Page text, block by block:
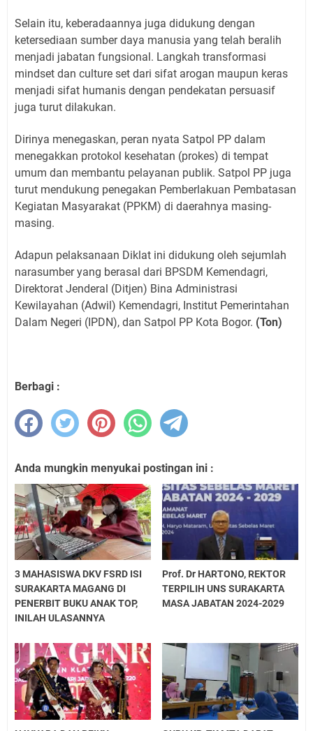
Selain itu, keberadaannya juga didukung dengan
ketersediaan sumber daya manusia yang telah beralih
menjadi jabatan fungsional. Langkah transformasi
mindset dan culture set dari sifat arogan maupun keras
menjadi sifat humanis dengan pendekatan persuasif
juga turut dilakukan.
Dirinya menegaskan, peran nyata Satpol PP dalam
menegakkan protokol kesehatan (prokes) di tempat
umum dan membantu pelayanan publik. Satpol PP juga
turut mendukung penegakan Pemberlakuan Pembatasan
Kegiatan Masyarakat (PPKM) di daerahnya masing-
masing.
Adapun pelaksanaan Diklat ini didukung oleh sejumlah
narasumber yang berasal dari BPSDM Kemendagri,
Direktorat Jenderal (Ditjen) Bina Administrasi
Kewilayahan (Adwil) Kemendagri, Institut Pemerintahan
Dalam Negeri (IPDN), dan Satpol PP Kota Bogor. (Ton)
Berbagi :
Anda mungkin menyukai postingan ini :
3 MAHASISWA DKV FSRD ISI
SURAKARTA MAGANG DI
PENERBIT BUKU ANAK TOP,
INILAH ULASANNYA
Prof. Dr HARTONO, REKTOR
TERPILIH UNS SURAKARTA
MASA JABATAN 2024-2029